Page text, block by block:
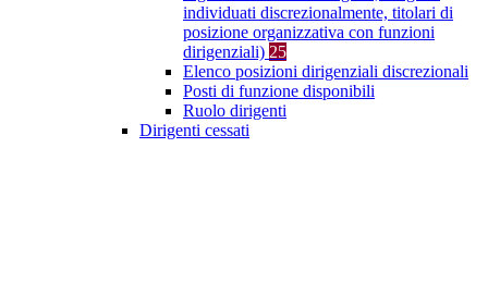
individuati discrezionalmente, titolari di
posizione organizzativa con funzioni
dirigenziali) 25
Elenco posizioni dirigenziali discrezionali
Posti di funzione disponibili
Ruolo dirigenti
Dirigenti cessati